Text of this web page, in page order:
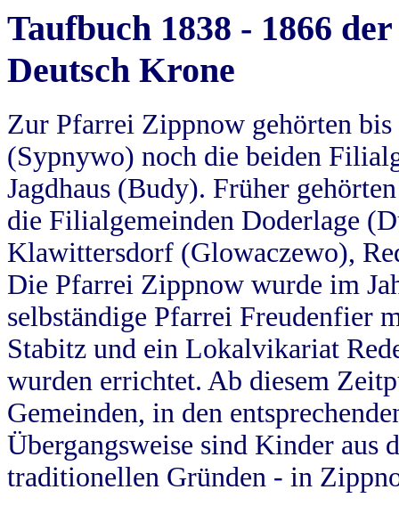
Taufbuch 1838 - 1866
Deutsch Krone
Zur Pfarrei Zippnow gehörten
(Sypnywo) noch die beiden
Jagdhaus (Budy). Früher
die Filialgemeinden Doderlage
Klawittersdorf (Glowaczewo),
Die Pfarrei Zippnow wurde im
selbständige Pfarrei Freudenfier
Stabitz und ein Lokalvikariat
wurden errichtet. Ab diesem
Gemeinden, in den
Übergangsweise sind Kinder aus
traditionellen Gründen - in